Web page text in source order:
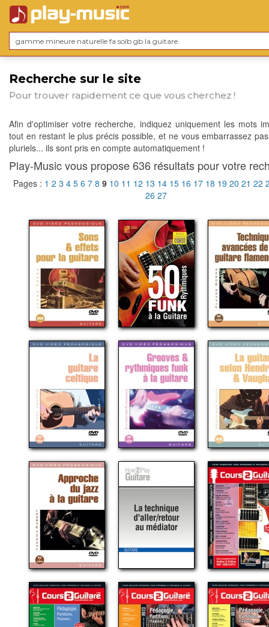
Recherche sur le site
Pour trouver rapidement ce que vous cherchez !
Afin d'optimiser votre recherche, indiquez uniquement les mots
tout en restant le plus précis possible, et ne vous embarrassez
pluriels... ils sont pris en compte automatiquement !
Play-Music vous propose 636 résultats pour votre
Pages : 1 2 3 4 5 6 7 8 9 10 11 12 13 14 15 16 17 18 19 20 21 22
26 27